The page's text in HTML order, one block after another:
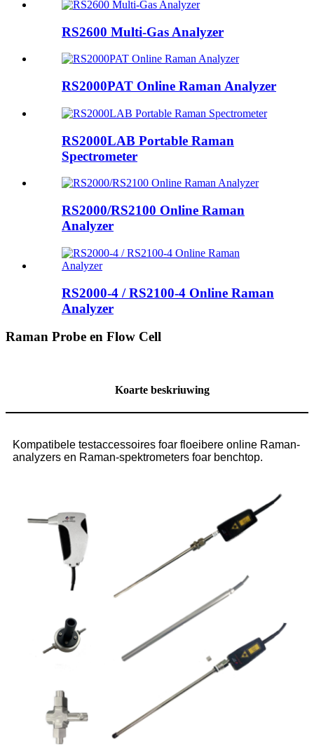
RS2600 Multi-Gas Analyzer
RS2000PAT Online Raman Analyzer
RS2000LAB Portable Raman
Spectrometer
RS2000/RS2100 Online Raman
Analyzer
RS2000-4 / RS2100-4 Online Raman
Analyzer
Raman Probe en Flow Cell
Koarte beskriuwing
Kompatibele testaccessoires foar floeibere online Raman-
analyzers en Raman-spektrometers foar benchtop.